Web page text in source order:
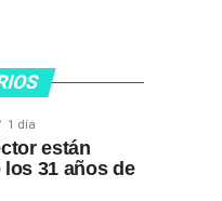
1 día
están
31 años de